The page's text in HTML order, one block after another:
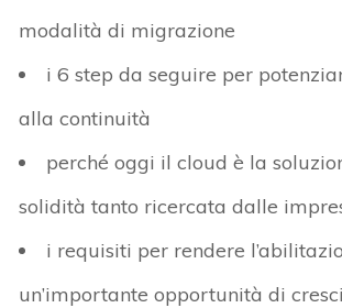
modalità di migrazione
i 6 step da seguire per
alla continuità
perché oggi il cloud è la
solidità tanto ricercata dalle
i requisiti per rendere
un’importante opportunità di